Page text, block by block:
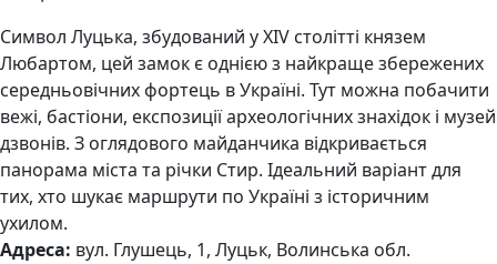
Символ Луцька, збудований у XIV столітті князем
Любартом, цей замок є однією з найкраще збережених
середньовічних фортець в Україні. Тут можна побачити
вежі, бастіони, експозиції археологічних знахідок і музей
дзвонів. З оглядового майданчика відкривається
панорама міста та річки Стир. Ідеальний варіант для
тих, хто шукає маршрути по Україні з історичним
ухилом.
Адреса: вул. Глушець, 1, Луцьк, Волинська обл.